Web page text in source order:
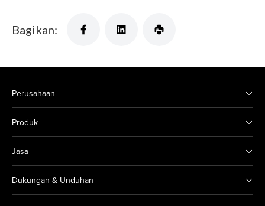
Bagikan:
Perusahaan
Produk
Jasa
Dukungan & Unduhan